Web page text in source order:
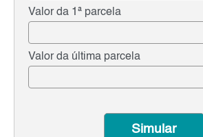
Valor da 1ª parcela
Valor da última parcela
Simular